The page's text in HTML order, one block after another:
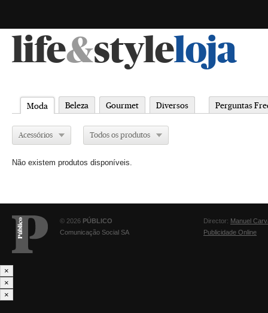
life&styleloja
Moda Beleza Gourmet Diversos Perguntas
Acessórios Todos os produtos
Não existem produtos disponíveis.
© 2026 PÚBLICO
Comunicação Social SA
Director: Manuel
Publicidade Online
×
×
×